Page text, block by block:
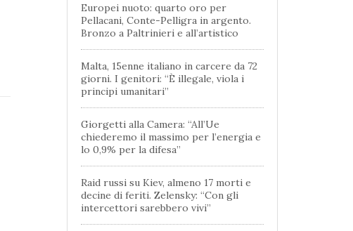
Europei nuoto: quarto oro per
Pellacani, Conte-Pelligra in argento.
Bronzo a Paltrinieri e all’artistico
Malta, 15enne italiano in carcere da 72
giorni. I genitori: “È illegale, viola i
principi umanitari”
Giorgetti alla Camera: “All’Ue
chiederemo il massimo per l’energia e
lo 0,9% per la difesa”
Raid russi su Kiev, almeno 17 morti e
decine di feriti. Zelensky: “Con gli
intercettori sarebbero vivi”